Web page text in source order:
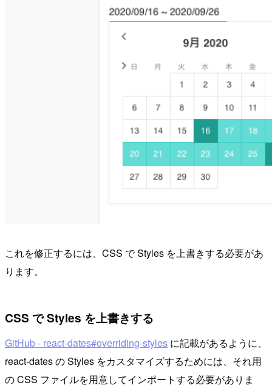
これを修正するには、CSS で Styles を上書きする必要があ
ります。
CSS で Styles を上書きする
GitHub - react-dates#overriding-styles に記載があるように、
react-dates の Styles をカスタマイズするためには、それ用
の CSS ファイルを用意してインポートする必要がありま